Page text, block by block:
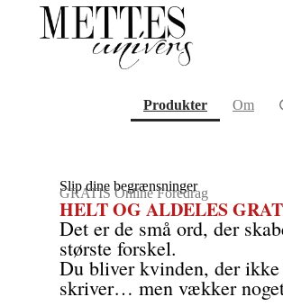
Produkter(current)
Om
Slip dine begrænsninger
GRATIS Online Foredrag
HELT OG ALDELES
Det er de små ord, der
største forskel.
Du bliver kvinden, der ikke
skriver… men vækker